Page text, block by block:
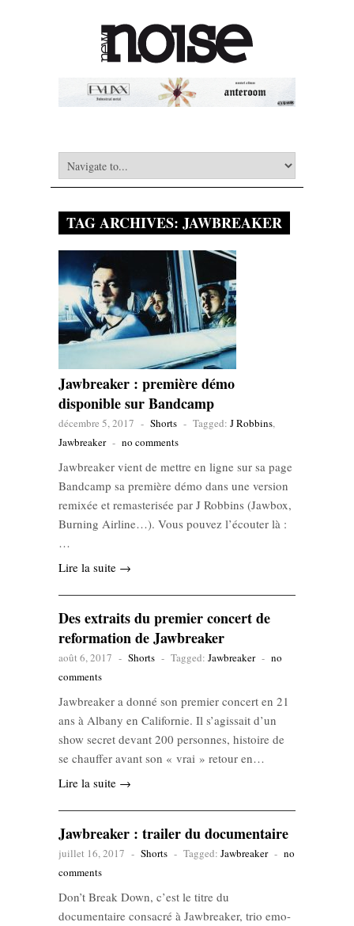
TAG ARCHIVES: JAWBREAKER
Jawbreaker : première démo
disponible sur Bandcamp
décembre 5, 2017 - Shorts - Tagged: J Robbins,
Jawbreaker - no comments
Jawbreaker vient de mettre en ligne sur sa page
Bandcamp sa première démo dans une version
remixée et remasterisée par J Robbins (Jawbox,
Burning Airline…). Vous pouvez l’écouter là :
…
Lire la suite →
Des extraits du premier concert de
reformation de Jawbreaker
août 6, 2017 - Shorts - Tagged: Jawbreaker - no
comments
Jawbreaker a donné son premier concert en 21
ans à Albany en Californie. Il s’agissait d’un
show secret devant 200 personnes, histoire de
se chauffer avant son « vrai » retour en…
Lire la suite →
Jawbreaker : trailer du documentaire
juillet 16, 2017 - Shorts - Tagged: Jawbreaker - no
comments
Don’t Break Down, c’est le titre du
documentaire consacré à Jawbreaker, trio emo-